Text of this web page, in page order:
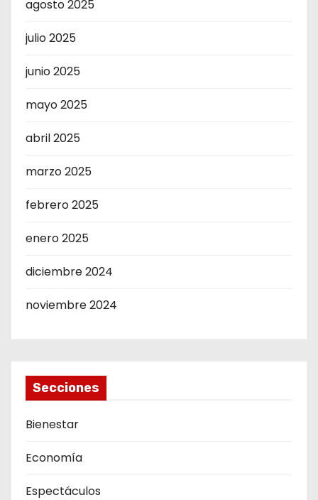
agosto 2025
julio 2025
junio 2025
mayo 2025
abril 2025
marzo 2025
febrero 2025
enero 2025
diciembre 2024
noviembre 2024
Secciones
Bienestar
Economía
Espectáculos